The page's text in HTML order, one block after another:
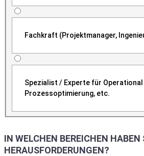
Fachkraft (Projektmanager,
Spezialist / Experte für Operational
Prozessoptimierung, etc.
IN WELCHEN BEREICHEN HABEN
HERAUSFORDERUNGEN?